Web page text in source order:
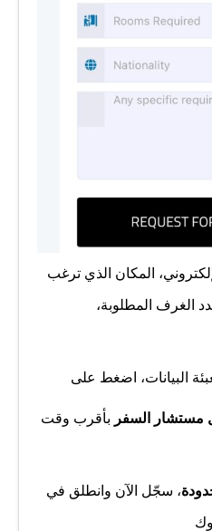
المكان الذي ترغب
الغرف المطلوبة،
البيانات، اضغط على
مستشار السفر بأقرب وقت
، سجّل الآن وانطلق في